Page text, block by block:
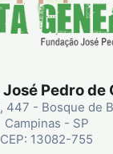
Pedro de
447 - Bosque de
Campinas - SP
CEP: 13082-755